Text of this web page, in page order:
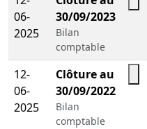
06-
2025
30/09/2023
Bilan
comptable
12-
06-
2025
Clôture au
30/09/2022
Bilan
comptable